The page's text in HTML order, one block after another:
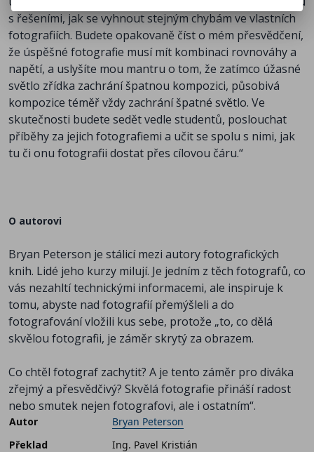
s řešeními, jak se vyhnout stejným chybám ve vlastních
fotografiích. Budete opakovaně číst o mém přesvědčení,
že úspěšné fotografie musí mít kombinaci rovnováhy a
napětí, a uslyšíte mou mantru o tom, že zatímco úžasné
světlo zřídka zachrání špatnou kompozici, působivá
kompozice téměř vždy zachrání špatné světlo. Ve
skutečnosti budete sedět vedle studentů, poslouchat
příběhy za jejich fotografiemi a učit se spolu s nimi, jak
tu či onu fotografii dostat přes cílovou čáru.“
O autorovi
Bryan Peterson je stálicí mezi autory fotografických
knih. Lidé jeho kurzy milují. Je jedním z těch fotografů, co
vás nezahltí technickými informacemi, ale inspiruje k
tomu, abyste nad fotografií přemýšleli a do
fotografování vložili kus sebe, protože „to, co dělá
skvělou fotografii, je záměr skrytý za obrazem.
Co chtěl fotograf zachytit? A je tento záměr pro diváka
zřejmý a přesvědčivý? Skvělá fotografie přináší radost
nebo smutek nejen fotografovi, ale i ostatním“.
Autor
Bryan Peterson
Překlad
Ing. Pavel Kristián